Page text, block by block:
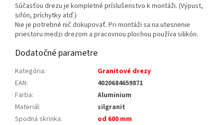
Súčasťou drezu je kompletné príslušenstvo k montáži. (Výpust,
sifón, príchytky atď.)
Nie je potrebné nič dokupovať. Pri montáži sa na utesnenie
priestoru medzi drezom a pracovnou plochou používa silikón.
Dodatočné parametre
Kategória:
Granitové drezy
EAN:
4020684659871
Farba:
Aluminium
Materiál:
silgranit
Spodná skrinka:
od 600 mm